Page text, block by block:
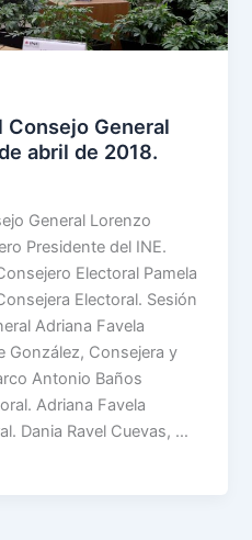
Consejo General
abril de 2018.
General Lorenzo
Presidente del INE.
Electoral Pamela
Electoral. Sesión
Adriana Favela
González, Consejera y
Antonio Baños
Adriana Favela
Dania Ravel Cuevas, …